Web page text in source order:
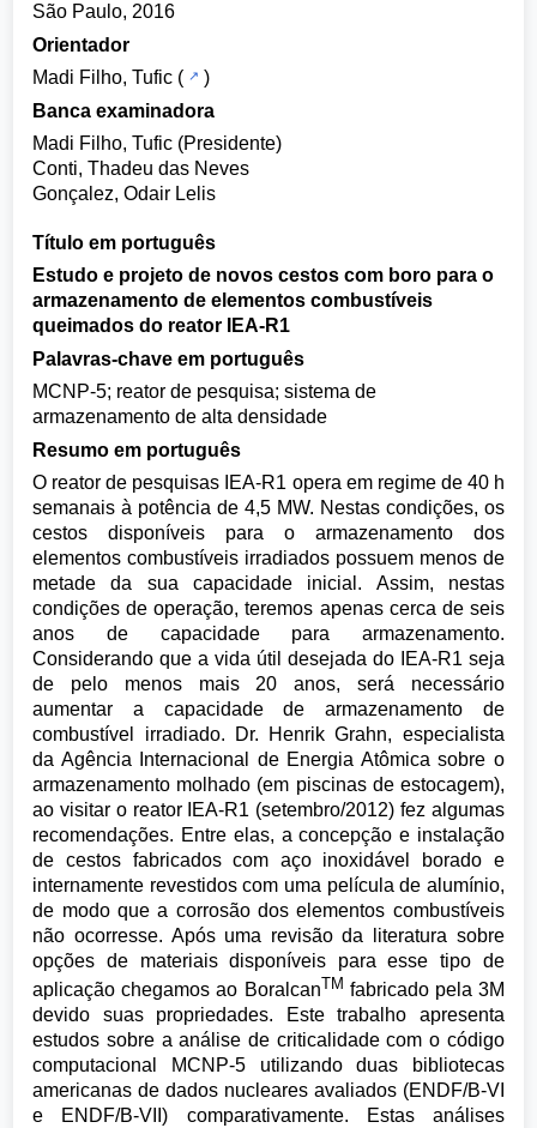
São Paulo, 2016
Orientador
Madi Filho, Tufic (
)
Banca examinadora
Madi Filho, Tufic (Presidente)
Conti, Thadeu das Neves
Gonçalez, Odair Lelis
Título em português
Estudo e projeto de novos cestos com boro para o
armazenamento de elementos combustíveis
queimados do reator IEA-R1
Palavras-chave em português
MCNP-5; reator de pesquisa; sistema de
armazenamento de alta densidade
Resumo em português
O reator de pesquisas IEA-R1 opera em regime de 40 h
semanais à potência de 4,5 MW. Nestas condições, os
cestos disponíveis para o armazenamento dos
elementos combustíveis irradiados possuem menos de
metade da sua capacidade inicial. Assim, nestas
condições de operação, teremos apenas cerca de seis
anos de capacidade para armazenamento.
Considerando que a vida útil desejada do IEA-R1 seja
de pelo menos mais 20 anos, será necessário
aumentar a capacidade de armazenamento de
combustível irradiado. Dr. Henrik Grahn, especialista
da Agência Internacional de Energia Atômica sobre o
armazenamento molhado (em piscinas de estocagem),
ao visitar o reator IEA-R1 (setembro/2012) fez algumas
recomendações. Entre elas, a concepção e instalação
de cestos fabricados com aço inoxidável borado e
internamente revestidos com uma película de alumínio,
de modo que a corrosão dos elementos combustíveis
não ocorresse. Após uma revisão da literatura sobre
opções de materiais disponíveis para esse tipo de
aplicação chegamos ao BoralcanTM fabricado pela 3M
devido suas propriedades. Este trabalho apresenta
estudos sobre a análise de criticalidade com o código
computacional MCNP-5 utilizando duas bibliotecas
americanas de dados nucleares avaliados (ENDF/B-VI
e ENDF/B-VII) comparativamente. Estas análises